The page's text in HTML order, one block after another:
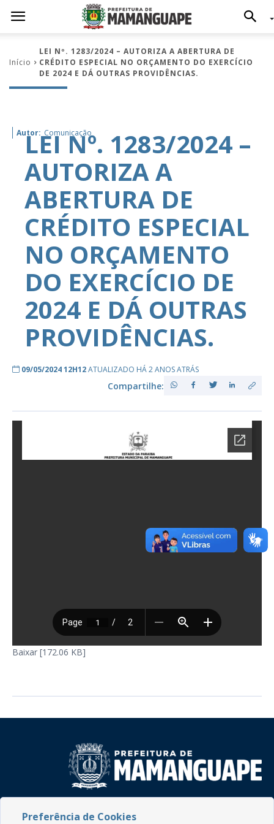
Início
LEI Nº. 1283/2024 – AUTORIZA A ABERTURA DE
CRÉDITO ESPECIAL NO ORÇAMENTO DO EXERCÍCIO
DE 2024 E DÁ OUTRAS PROVIDÊNCIAS.
Autor: Comunicação
LEI Nº. 1283/2024 –
AUTORIZA A
ABERTURA DE
CRÉDITO ESPECIAL
NO ORÇAMENTO
DO EXERCÍCIO DE
2024 E DÁ OUTRAS
PROVIDÊNCIAS.
09/05/2024 12H12ATUALIZADO HÁ 2 ANOS ATRÁS
Compartilhe:
Baixar [172.06 KB]
CEP: 58.280-000 - Mamanguape/PB
Preferência de Cookies